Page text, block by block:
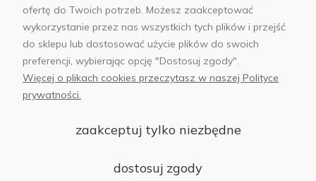
sklep@abfoto.pl
+48 797 971 275
© 2025 Wszelkie prawa zastrzeżone. Serwis własnością:
Sp. z o.o.
ofertę do Twoich potrzeb. Możesz zaakceptować
wykorzystanie przez nas wszystkich tych plików i przejść
do sklepu lub dostosować użycie plików do swoich
preferencji, wybierając opcję "Dostosuj zgody".
Więcej o plikach cookies przeczytasz w naszej Polityce
prywatności.
zaakceptuj tylko niezbędne
dostosuj zgody